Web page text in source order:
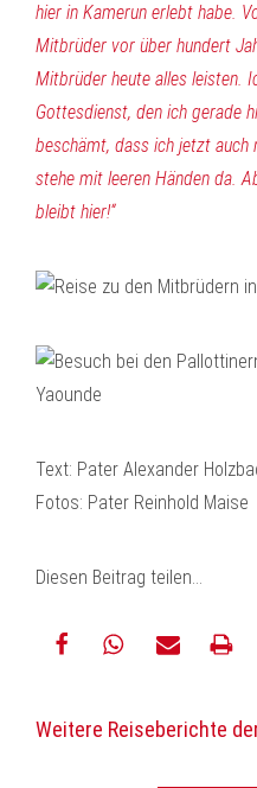
hier in Kamerun erlebt habe.
Mitbrüder vor über hundert
Mitbrüder heute alles leisten.
Gottesdienst, den ich gerade
beschämt, dass ich jetzt auch
stehe mit leeren Händen da.
bleibt hier!“
Text: Pater Alexander
Fotos: Pater Reinhold Maise
Diesen Beitrag teilen…
Mail
Weitere Reiseberichte